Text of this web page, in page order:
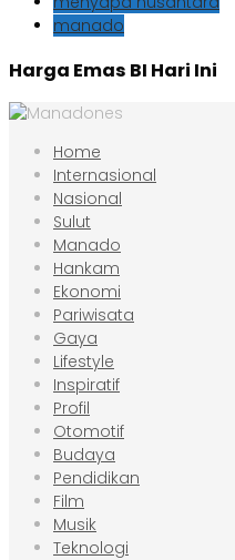
manado
Harga Emas BI Hari Ini
Home
Internasional
Nasional
Sulut
Manado
Hankam
Ekonomi
Pariwisata
Gaya
Lifestyle
Inspiratif
Profil
Otomotif
Budaya
Pendidikan
Film
Musik
Teknologi